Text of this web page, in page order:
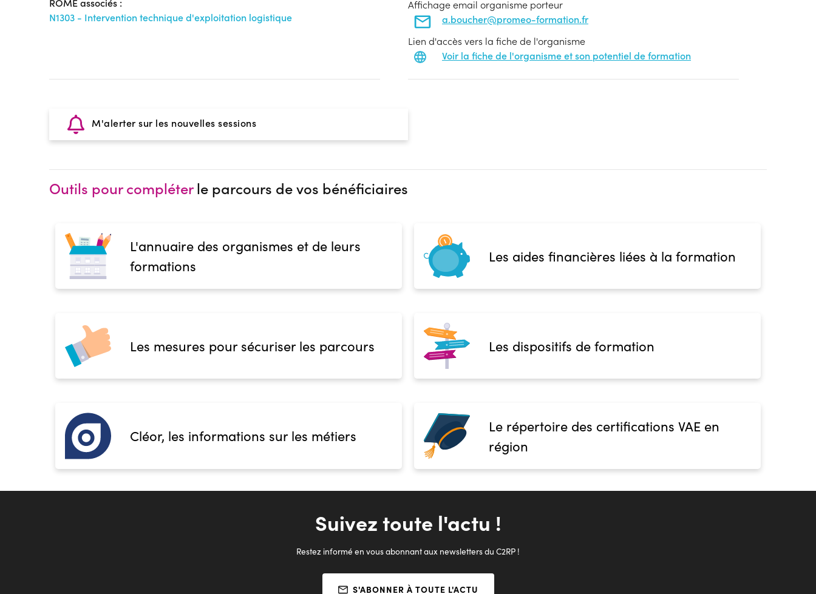
ROME associés :
N1303 - Intervention technique d'exploitation logistique
Affichage email organisme porteur
a.boucher@promeo-formation.fr
Lien d'accès vers la fiche de l'organisme
Voir la fiche de l'organisme et son potentiel de formation
M'alerter sur les nouvelles sessions
Outils pour compléterle parcours de vos bénéficiaires
L'annuaire des organismes et de leurs
formations
Les aides financières liées à la formation
Les mesures pour sécuriser les parcours Les dispositifs de formation
Cléor, les informations sur les métiers
Le répertoire des certifications VAE en
région
Suivez toute l'actu !
Restez informé en vous abonnant aux newsletters du C2RP !
S'ABONNER À TOUTE L'ACTU